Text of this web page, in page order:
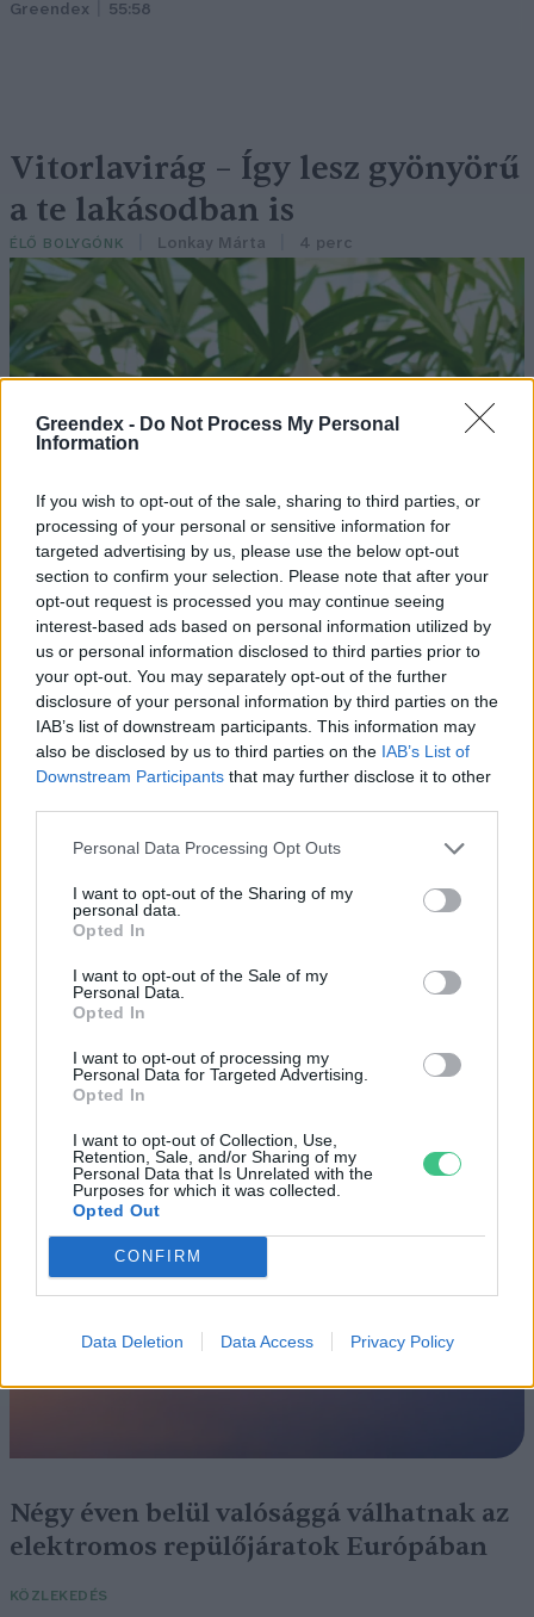
Greendex - Do Not Process My Personal
Information
If you wish to opt-out of the sale, sharing to third parties, or
processing of your personal or sensitive information for
targeted advertising by us, please use the below opt-out
section to confirm your selection. Please note that after your
opt-out request is processed you may continue seeing
interest-based ads based on personal information utilized by
us or personal information disclosed to third parties prior to
your opt-out. You may separately opt-out of the further
disclosure of your personal information by third parties on the
IAB’s list of downstream participants. This information may
also be disclosed by us to third parties on the IAB’s List of
Downstream Participants that may further disclose it to other
Personal Data Processing Opt Outs
I want to opt-out of the Sharing of my
personal data.
Opted In
I want to opt-out of the Sale of my
Personal Data.
Opted In
I want to opt-out of processing my
Personal Data for Targeted Advertising.
Opted In
I want to opt-out of Collection, Use,
Retention, Sale, and/or Sharing of my
Personal Data that Is Unrelated with the
Purposes for which it was collected.
Opted Out
CONFIRM
Data Deletion Data Access Privacy Policy
Greendex 55:58
Vitorlavirág – Így lesz gyönyörű
a te lakásodban is
ÉLŐ BOLYGÓNK Lonkay Márta 4 perc
Születésnapi programokkal várja a
hétvégén a közönséget a 160 éves
Fővárosi Állatkert
ÉLŐ BOLYGÓNK
Szedd magad őszibarack: itt vannak
SZEMLE
Négy éven belül valósággá válhatnak az
elektromos repülőjáratok Európában
KÖZLEKEDÉS